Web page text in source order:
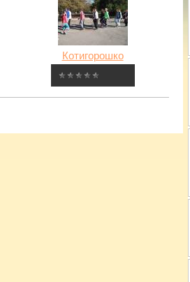
Котигорошко